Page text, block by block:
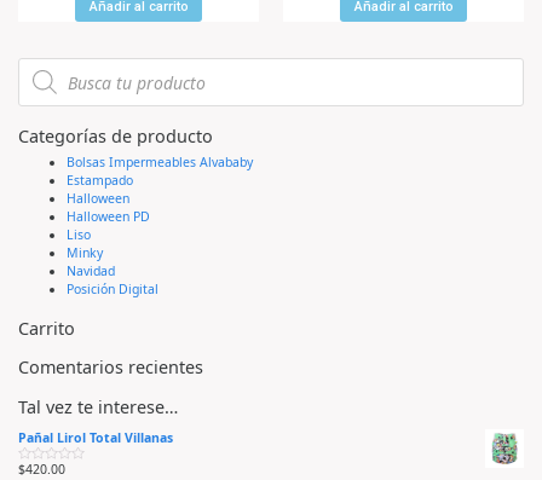
r
a
d
n
d
e
Añadir al carrito
r
a
d
n
Añadir al carrito
Categorías de producto
Bolsas Impermeables Alvababy
Estampado
Halloween
Halloween PD
Liso
Minky
Navidad
Posición Digital
Carrito
Comentarios recientes
Tal vez te interese…
Pañal Lirol Total Villanas
V
$420.00